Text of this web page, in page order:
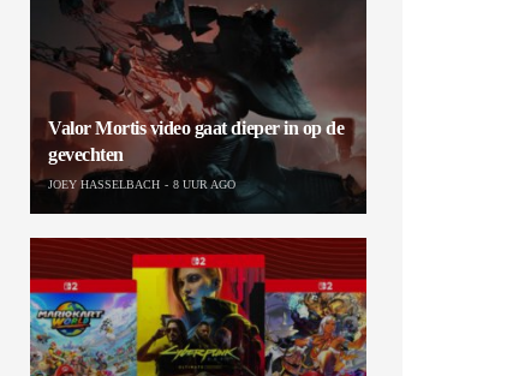
Valor Mortis video gaat dieper in op de
gevechten
JOEY HASSELBACH 8 UUR AGO